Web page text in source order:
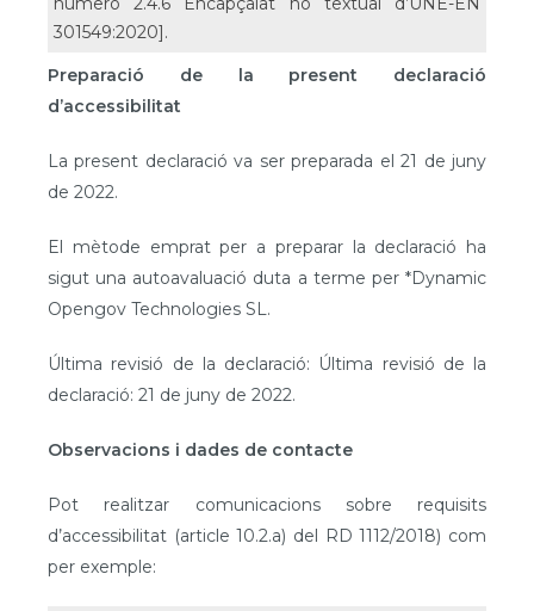
301549:2020].
Preparació de la present declaració
d’accessibilitat
La present declaració va ser preparada el 21 de juny
de 2022.
El mètode emprat per a preparar la declaració ha
sigut una autoavaluació duta a terme per *Dynamic
Opengov Technologies SL.
Última revisió de la declaració: Última revisió de la
declaració: 21 de juny de 2022.
Observacions i dades de contacte
Pot realitzar comunicacions sobre requisits
d’accessibilitat (article 10.2.a) del RD 1112/2018) com
per exemple: